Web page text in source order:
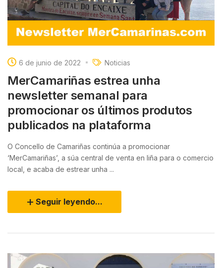
6 de junio de 2022 Noticias
MerCamariñas estrea unha
newsletter semanal para
promocionar os últimos produtos
publicados na plataforma
O Concello de Camariñas continúa a promocionar
‘MerCamariñas’, a súa central de venta en liña para o comercio
local, e acaba de estrear unha ...
Seguir leyendo...